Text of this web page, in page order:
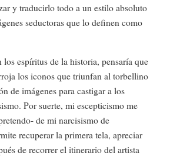
y traducirlo todo a un estilo absoluto
seductoras que lo definen como
los espíritus de la historia, pensaría que
los iconos que triunfan al torbellino
de imágenes para castigar a los
Por suerte, mi escepticismo me
de mi narcisismo de
recuperar la primera tela, apreciar
de recorrer el itinerario del artista